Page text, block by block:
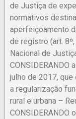
de Justiça de
normativos
aperfeiçoamento
de registro (art.
Nacional de
CONSIDERANDO
julho de 2017,
a regularização
rural e urbana –
CONSIDERANDO